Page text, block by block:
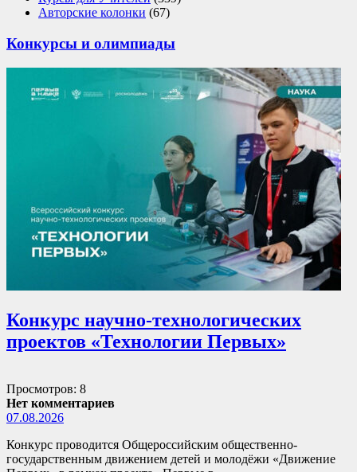
Авторские колонки (67)
Конкурсы и олимпиады
Конкурс научно-технологических
проектов «Технологии Первых»
Просмотров: 8
Нет комментариев
07.08.2026
Конкурс проводится Общероссийским общественно-
государственным движением детей и молодёжи «Движение